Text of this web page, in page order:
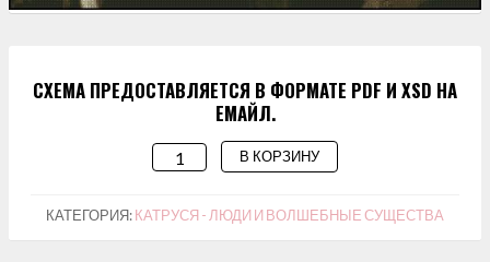
СХЕМА ПРЕДОСТАВЛЯЕТСЯ В ФОРМАТЕ PDF И XSD НА
ЕМАЙЛ.
КОЛИЧЕСТВО
СХЕМА
ДЛЯ
В КОРЗИНУ
КАТЕГОРИЯ:КАТРУСЯ - ЛЮДИ И ВОЛШЕБНЫЕ СУЩЕСТВА